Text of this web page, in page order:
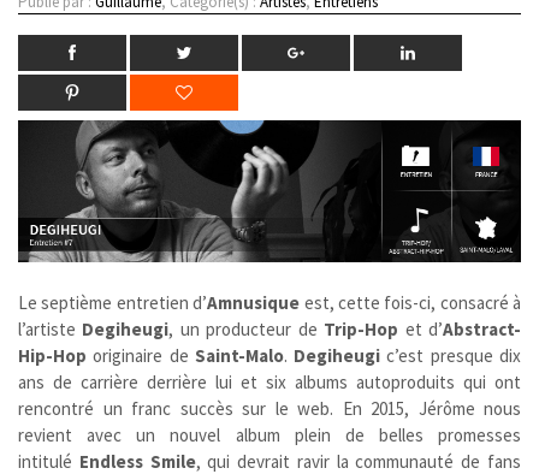
Le septième entretien d’Amnusique est, cette fois-ci, consacré à
l’artiste Degiheugi, un producteur de Trip-Hop et d’Abstract-
Hip-Hop originaire de Saint-Malo. Degiheugi c’est presque dix
ans de carrière derrière lui et six albums autoproduits qui ont
rencontré un franc succès sur le web. En 2015, Jérôme nous
revient avec un nouvel album plein de belles promesses
intitulé Endless Smile, qui devrait ravir la communauté de fans